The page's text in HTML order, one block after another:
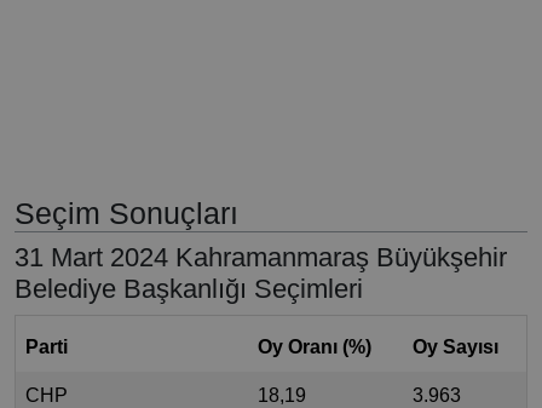
Seçim Sonuçları
31 Mart 2024 Kahramanmaraş Büyükşehir
Belediye Başkanlığı Seçimleri
Parti Oy Oranı (%) Oy Sayısı
CHP 18,19 3.963